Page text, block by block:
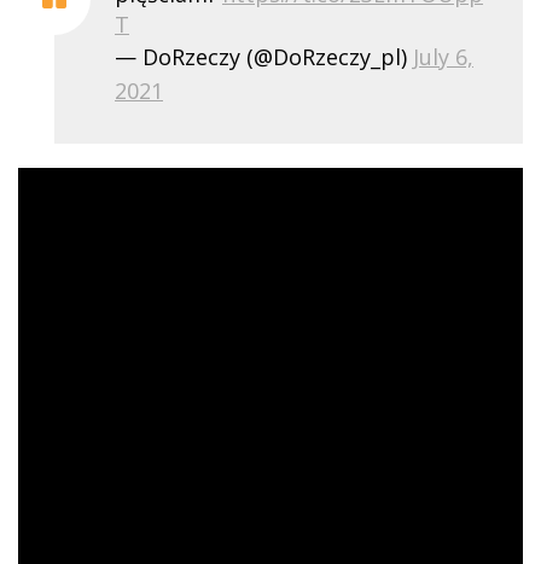
T
— DoRzeczy (@DoRzeczy_pl) July 6,
2021